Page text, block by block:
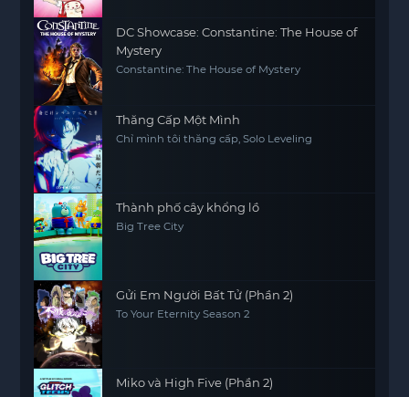
DC Showcase: Constantine: The House of
Mystery
Constantine: The House of Mystery
Thăng Cấp Một Mình
Chỉ mình tôi thăng cấp, Solo Leveling
Thành phố cây khổng lồ
Big Tree City
Gửi Em Người Bất Tử (Phần 2)
To Your Eternity Season 2
Miko và High Five (Phần 2)